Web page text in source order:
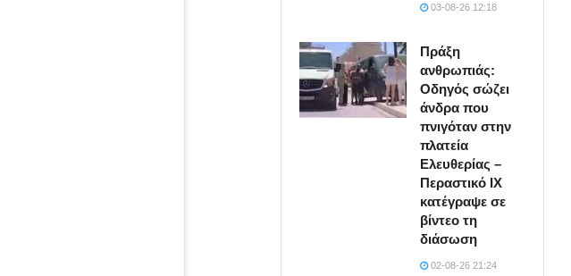
03-08-26 12:18
Πράξη
ανθρωπιάς:
Οδηγός σώζει
άνδρα που
πνιγόταν στην
πλατεία
Ελευθερίας –
Περαστικό ΙΧ
κατέγραψε σε
βίντεο τη
διάσωση
02-08-26 21:24